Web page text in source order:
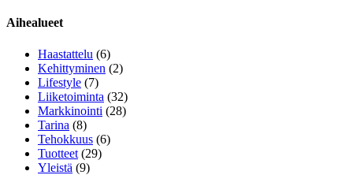
Aihealueet
Haastattelu (6)
Kehittyminen (2)
Lifestyle (7)
Liiketoiminta (32)
Markkinointi (28)
Tarina (8)
Tehokkuus (6)
Tuotteet (29)
Yleistä (9)